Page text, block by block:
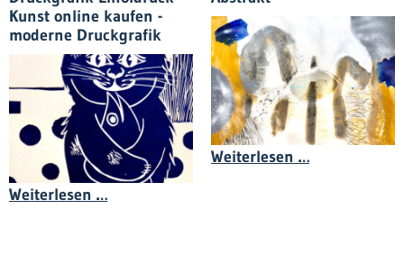
Kunst online kaufen -
moderne Druckgrafik
Weiterlesen …Diana Achtzig - Blaue Druckgrafik
Weiterlesen …Anton Van